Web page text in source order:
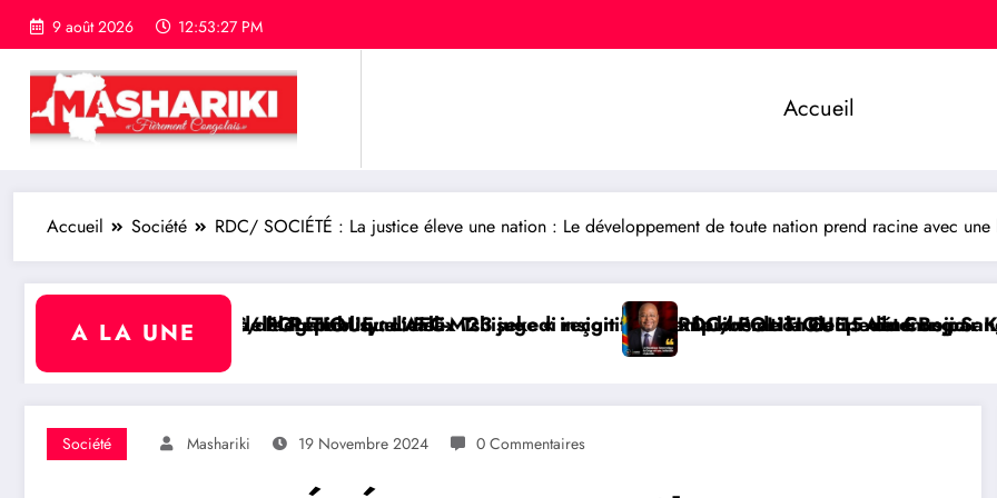
9 août 2026 12:53:28 PM
Accueil
Accueil Société RDC/ SOCIÉTÉ : La justice éleve une nation : Le développement de toute nation prend racine avec une
A LA UNE
: Félix Tshisekedi reçoit les champions de la Coupe du Congo
L’AFC-M23 juge « insignifiante » la libération de 15 détenus par Kinshasa
RDC/ POLITIQUE : Aimé Boji Sangara, une voix forte au service de
BUKAVU/ SOCIÉTÉ :
Société Mashariki 19 Novembre 2024 0 Commentaires